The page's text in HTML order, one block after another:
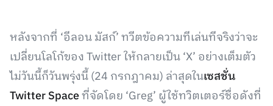
หลังจากที่ ‘อีลอน มัสก์’ ทวีตข้อความทีเล่นทีจริงว่าจะ
เปลี่ยนโลโก้ของ Twitter ให้กลายเป็น ‘X’ อย่างเต็มตัว
ไม่วันนี้ก็วันพรุ่งนี้ (24 กรกฎาคม) ล่าสุดในเซสชั่น
Twitter Spaceที่จัดโดย ‘Greg’ ผู้ใช้ทวิตเตอร์ชื่อดังที่